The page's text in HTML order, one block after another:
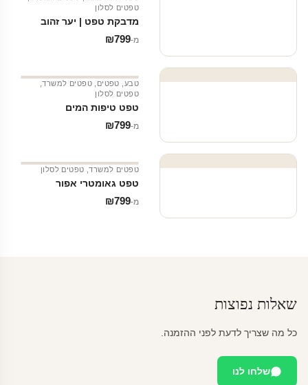
טפטים לסלון
מדבקת טפט | יער זהוב
מ‑ ₪799
טבע טפטים ,טפטים למשרד,
טפטים לסלון
טפט טיפות המים
מ‑ ₪799
טפטים למשרד, טפטים לסלון
טפט גאומטרי אפור
מ‑ ₪799
שאלות נפוצות
כל מה שצריך לדעת לפני ההזמנה.
שלחו לנו